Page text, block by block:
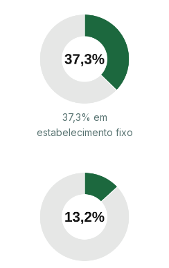
37,3% em
estabelecimento fixo